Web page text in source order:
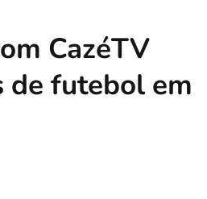
CazéTV
de futebol em